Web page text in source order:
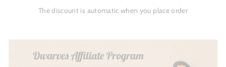
The discount is automatic when you place order